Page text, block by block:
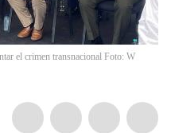
el crimen transnacional Foto: W